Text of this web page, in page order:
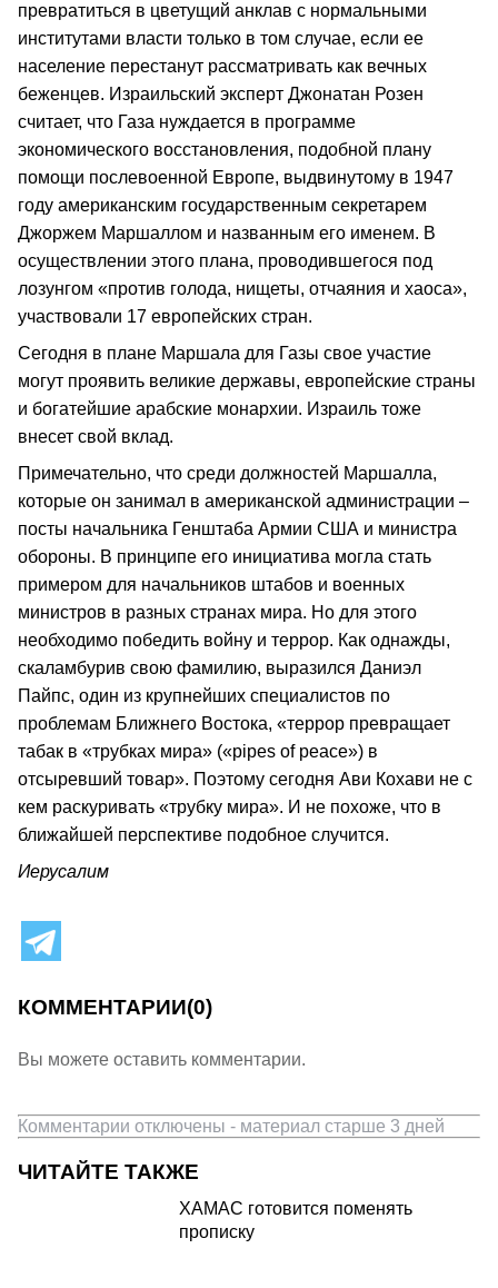
превратиться в цветущий анклав с нормальными
институтами власти только в том случае, если ее
население перестанут рассматривать как вечных
беженцев. Израильский эксперт Джонатан Розен
считает, что Газа нуждается в программе
экономического восстановления, подобной плану
помощи послевоенной Европе, выдвинутому в 1947
году американским государственным секретарем
Джоржем Маршаллом и названным его именем. В
осуществлении этого плана, проводившегося под
лозунгом «против голода, нищеты, отчаяния и хаоса»,
участвовали 17 европейских стран.
Сегодня в плане Маршала для Газы свое участие
могут проявить великие державы, европейские страны
и богатейшие арабские монархии. Израиль тоже
внесет свой вклад.
Примечательно, что среди должностей Маршалла,
которые он занимал в американской администрации –
посты начальника Генштаба Армии США и министра
обороны. В принципе его инициатива могла стать
примером для начальников штабов и военных
министров в разных странах мира. Но для этого
необходимо победить войну и террор. Как однажды,
скаламбурив свою фамилию, выразился Даниэл
Пайпс, один из крупнейших специалистов по
проблемам Ближнего Востока, «террор превращает
табак в «трубках мира» («pipes of peace») в
отсыревший товар». Поэтому сегодня Ави Кохави не с
кем раскуривать «трубку мира». И не похоже, что в
ближайшей перспективе подобное случится.
Иерусалим
КОММЕНТАРИИ(0)
Вы можете оставить комментарии.
Комментарии отключены - материал старше 3 дней
ЧИТАЙТЕ ТАКЖЕ
ХАМАС готовится поменять
прописку